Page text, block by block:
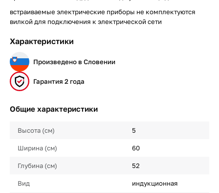
встраиваемые электрические приборы не комплектуются
вилкой для подключения к электрической сети
Характеристики
Произведено в Словении
Гарантия 2 года
Общие характеристики
Высота (см) 5
Ширина (см) 60
Глубина (см) 52
Вид индукционная